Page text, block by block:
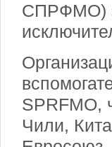
СПРФМО)
SPRFMO,
Чили,